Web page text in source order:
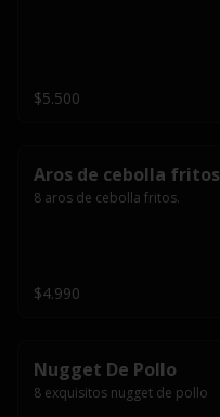
$5.500
Aros de cebolla fritos
8 aros de cebolla fritos.
$4.990
Nugget De Pollo
8 exquisitos nugget de pollo